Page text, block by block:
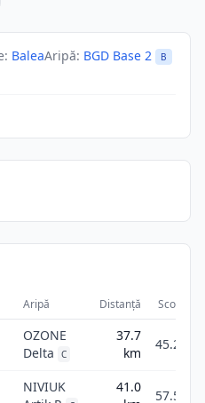
: BaleaAripă: BGD Base 2 B
Aripă Distanță Scor
OZONE
Delta
C
37.7
km
45.2
NIVIUK
41.0
57.5